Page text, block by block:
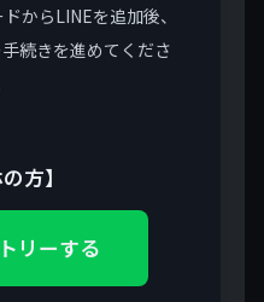
からLINEを追加後、
続きを進めてくださ
方】
リーする